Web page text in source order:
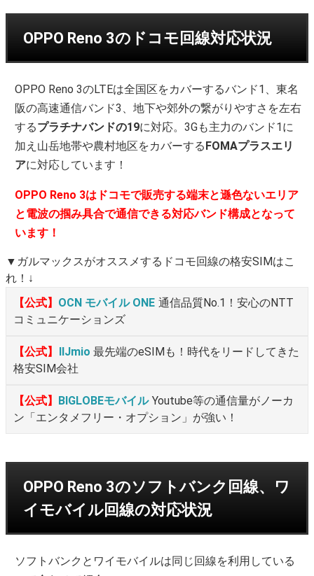
OPPO Reno 3のドコモ回線対応状況
OPPO Reno 3のLTEは全国区をカバーするバンド1、東名
阪の高速通信バンド3、地下や郊外の繋がりやすさを左右
するプラチナバンドの19に対応。3Gも主力のバンド1に
加え山岳地帯や農村地区をカバーする FOMAプラスエリ
アに対応しています！
OPPO Reno 3はドコモで販売する端末と遜色ないエリア
と電波の掴み具合で通信できる対応バンド構成となって
います！
▼ガルマックスがオススメするドコモ回線の格安SIMはこ
れ！↓
【公式】 OCN モバイル ONE 通信品質No.1！安心のNTT
コミュニケーションズ
【公式】 IIJmio 最先端のeSIMも！時代をリードしてきた
格安SIM会社
【公式】 BIGLOBEモバイル Youtube等の通信量がノーカ
ン「エンタメフリー・オプション」が強い！
OPPO Reno 3のソフトバンク回線、ワ
イモバイル回線の対応状況
ソフトバンクとワイモバイルは同じ回線を利用している